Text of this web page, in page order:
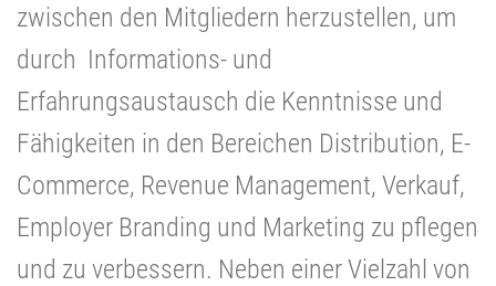
zwischen den Mitgliedern herzustellen, um
durch Informations- und
Erfahrungsaustausch die Kenntnisse und
Fähigkeiten in den Bereichen Distribution, E-
Commerce, Revenue Management, Verkauf,
Employer Branding und Marketing zu pflegen
und zu verbessern. Neben einer Vielzahl von